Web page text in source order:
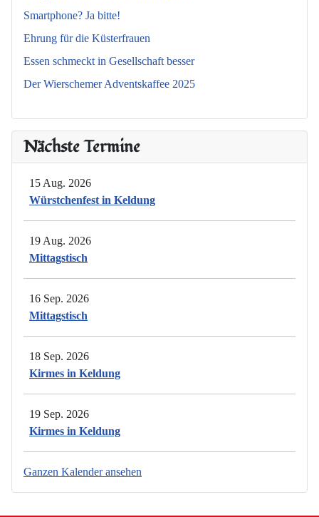
Smartphone? Ja bitte!
Ehrung für die Küsterfrauen
Essen schmeckt in Gesellschaft besser
Der Wierschemer Adventskaffee 2025
Nächste Termine
15 Aug. 2026
Würstchenfest in Keldung
19 Aug. 2026
Mittagstisch
16 Sep. 2026
Mittagstisch
18 Sep. 2026
Kirmes in Keldung
19 Sep. 2026
Kirmes in Keldung
Ganzen Kalender ansehen